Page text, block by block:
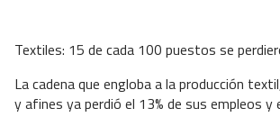
Textiles: 15 de cada 100 puestos se
La cadena que engloba a la producción
y afines ya perdió el 13% de sus empleos y